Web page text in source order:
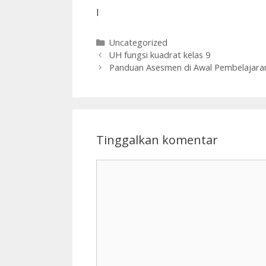
I
Kategori
Uncategorized
UH fungsi kuadrat kelas 9
Panduan Asesmen di Awal
Tinggalkan komentar